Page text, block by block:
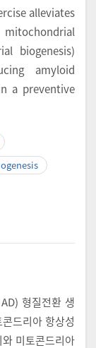
alleviates
biogenesis)
amyloid
a preventive
형질전환 생
드리아 항상성
미토콘드리아